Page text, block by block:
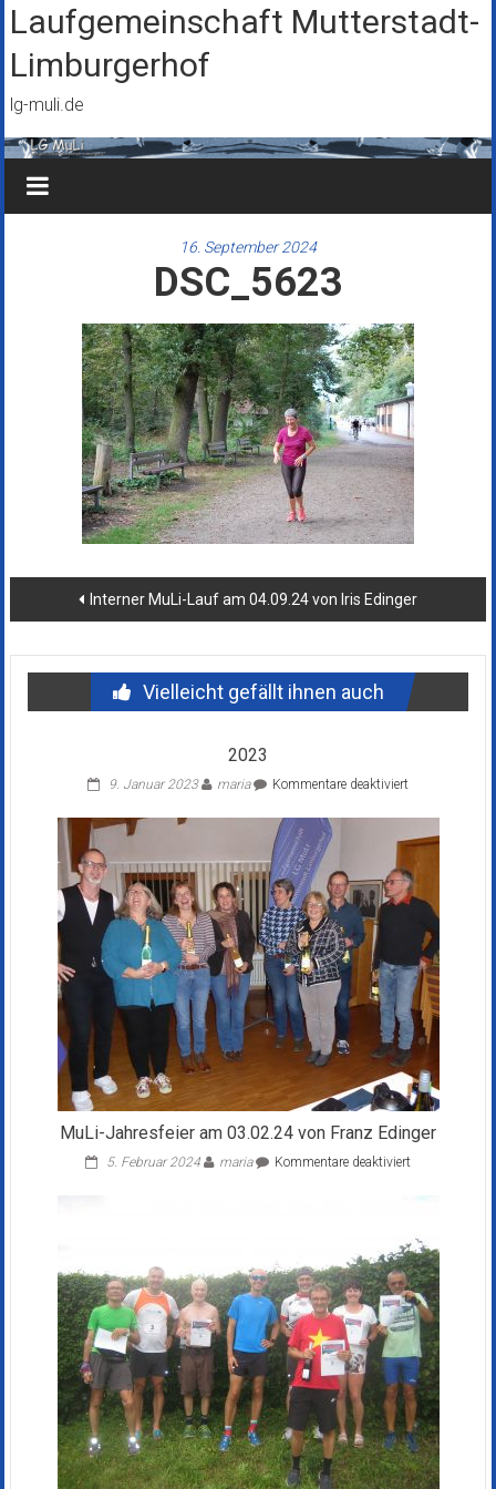
Zum
Inhalt
springen
Laufgemeinschaft Mutterstadt-
Limburgerhof
lg-muli.de
16. September 2024
DSC_5623
Beitragsnavigation
Interner MuLi-Lauf am 04.09.24 von Iris Edinger
Vielleicht gefällt ihnen auch
2023
9. Januar 2023 maria Kommentare deaktiviertfür
MuLi-Jahresfeier am 03.02.24 von Franz Edinger
5. Februar 2024 maria Kommentare deaktiviertfür
03.02.24
von
Franz
Edinger